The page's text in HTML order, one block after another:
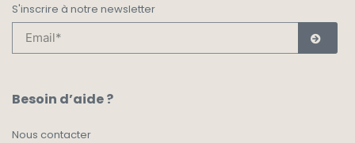
S'inscrire à notre newsletter
Besoin d’aide ?
Nous contacter